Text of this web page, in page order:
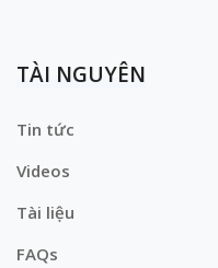
TÀI NGUYÊN
Tin tức
Videos
Tài liệu
FAQs